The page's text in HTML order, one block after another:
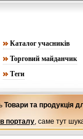
Каталог учасників
Торговий майданчик
Теги
Товари та продукція
порталу, саме тут